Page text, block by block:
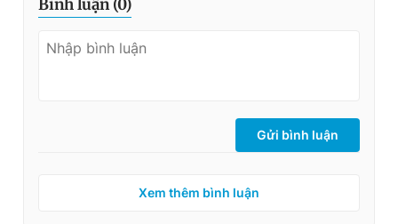
Bình luận (0)
Gửi bình luận
Xem thêm bình luận